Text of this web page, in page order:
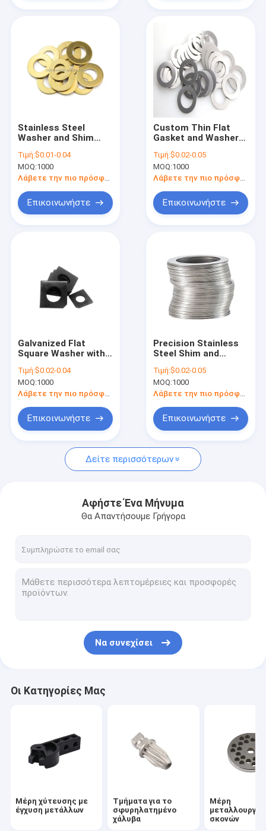
Βίντεο
Σχετικά με εμάς
Επικοινωνήστε μαζί μας
Ειδήσεις
Ζητήστε μια προσφορά
Τμήματα για το σφυρηλατημένο χάλυβα
Μέρη μεταλλουργίας σκονών
Μέρη επεξεργασίας CNC
Μέρος AEG Airsoft Accessories
Stainless Steel
Washer and Shim
Tolerance and 100%
QC Inspection for
Anti-leakage
Τιμή:$0.01-0.04
MOQ:1000
Λάβετε την πιο πρόσφατη τιμή
Επικοινωνήστε
Custom Thin Flat
Gasket and Washer
Tolerance 0.02mm
and 100% QC
Inspection for
Τιμή:$0.02-0.05
MOQ:1000
Λάβετε την πιο πρόσφατη τιμή
Επικοινωνήστε
Galvanized Flat
Square Washer with 2
100% QC Inspection
for High Safety
Plumbing Systems
Τιμή:$0.02-0.04
MOQ:1000
Λάβετε την πιο πρόσφατη τιμή
Επικοινωνήστε
Precision Stainless
Steel Shim and
Thickness 0.02mm
Tolerance and 2
Years Warranty
Τιμή:$0.02-0.05
MOQ:1000
Λάβετε την πιο πρόσφατη τιμή
Επικοινωνήστε
Δείτε περισσότερων
Αφήστε Ένα Μήνυμα
Θα Απαντήσουμε Γρήγορα
Να συνεχίσει
Οι Κατηγορίες Μας
Μέρη χύτευσης με
έγχυση μετάλλων
Τμήματα για το
σφυρηλατημένο
χάλυβα
Μέρη
σκονών